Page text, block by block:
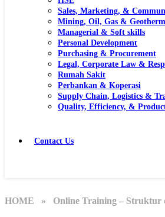
Sales, Marketing, &
Mining, Oil, Gas &
Managerial & Soft skills
Personal Development
Purchasing & Procurement
Legal, Corporate Law &
Rumah Sakit
Perbankan & Koperasi
Supply Chain, Logistics &
Quality, Efficiency, &
Contact Us
HOME » Online Training – Struktur